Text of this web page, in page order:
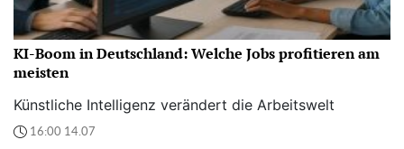
KI-Boom in Deutschland: Welche Jobs profitieren am
meisten
Künstliche Intelligenz verändert die Arbeitswelt
16:00 14.07